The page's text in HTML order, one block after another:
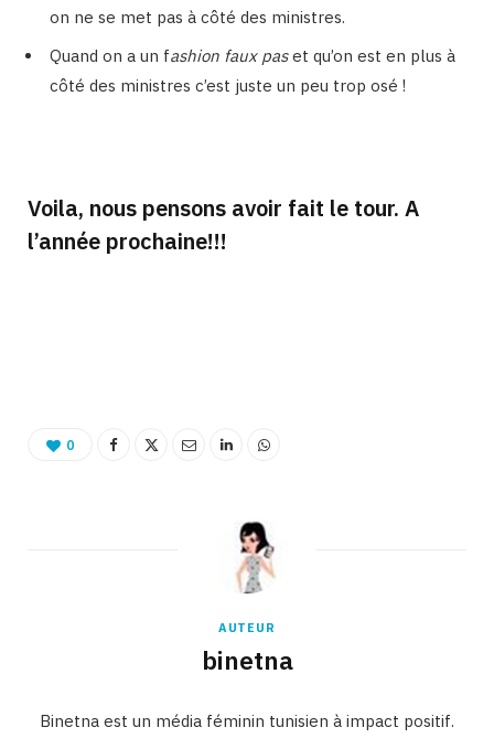
on ne se met pas à côté des ministres.
Quand on a un fashion faux paset qu’on est en plus à
côté des ministres c’est juste un peu trop osé !
Voila, nous pensons avoir fait le tour. A
l’année prochaine!!!
0
AUTEUR
binetna
Binetna est un média féminin tunisien à impact positif.